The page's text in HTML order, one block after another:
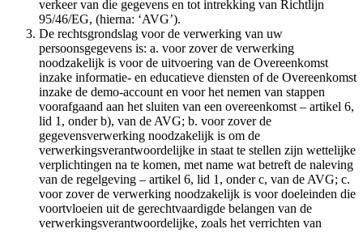
verkeer van die gegevens en tot intrekking van Richtlijn
95/46/EG, (hierna: ‘AVG’).
De rechtsgrondslag voor de verwerking van uw
persoonsgegevens is: a. voor zover de verwerking
noodzakelijk is voor de uitvoering van de Overeenkomst
inzake informatie- en educatieve diensten of de Overeenkomst
inzake de demo-account en voor het nemen van stappen
voorafgaand aan het sluiten van een overeenkomst – artikel 6,
lid 1, onder b), van de AVG; b. voor zover de
gegevensverwerking noodzakelijk is om de
verwerkingsverantwoordelijke in staat te stellen zijn wettelijke
verplichtingen na te komen, met name wat betreft de naleving
van de regelgeving – artikel 6, lid 1, onder c, van de AVG; c.
voor zover de verwerking noodzakelijk is voor doeleinden die
voortvloeien uit de gerechtvaardigde belangen van de
verwerkingsverantwoordelijke, zoals het verrichten van